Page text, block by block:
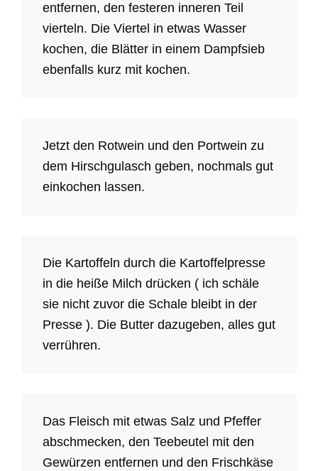
entfernen, den festeren inneren Teil
vierteln. Die Viertel in etwas Wasser
kochen, die Blätter in einem Dampfsieb
ebenfalls kurz mit kochen.
Jetzt den Rotwein und den Portwein zu
dem Hirschgulasch geben, nochmals gut
einkochen lassen.
Die Kartoffeln durch die Kartoffelpresse
in die heiße Milch drücken ( ich schäle
sie nicht zuvor die Schale bleibt in der
Presse ). Die Butter dazugeben, alles gut
verrühren.
Das Fleisch mit etwas Salz und Pfeffer
abschmecken, den Teebeutel mit den
Gewürzen entfernen und den Frischkäse